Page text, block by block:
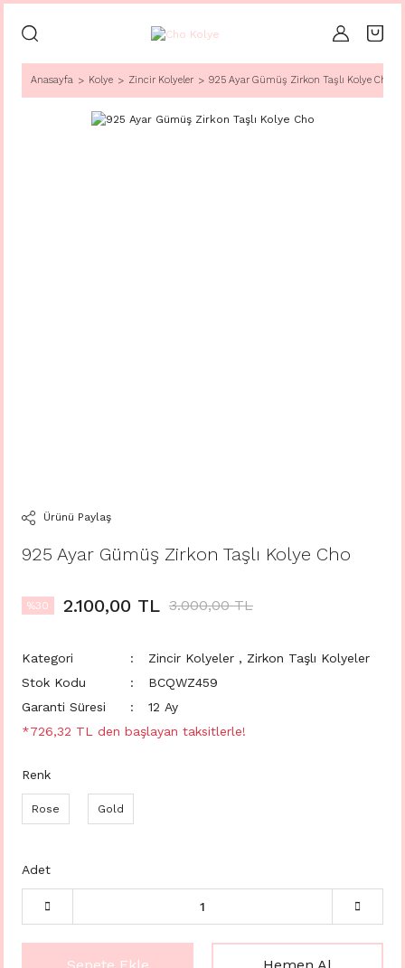
Anasayfa Kolye Zincir Kolyeler 925 Ayar Gümüş Zirkon Taşlı Kolye Cho
Ürünü Paylaş
925 Ayar Gümüş Zirkon Taşlı Kolye Cho
%30 2.100,00 TL 3.000,00 TL
Kategori Zincir Kolyeler , Zirkon Taşlı Kolyeler
Stok Kodu
BCQWZ459
Garanti Süresi
12 Ay
*726,32 TL den başlayan taksitlerle!
Renk
Rose Gold
Adet